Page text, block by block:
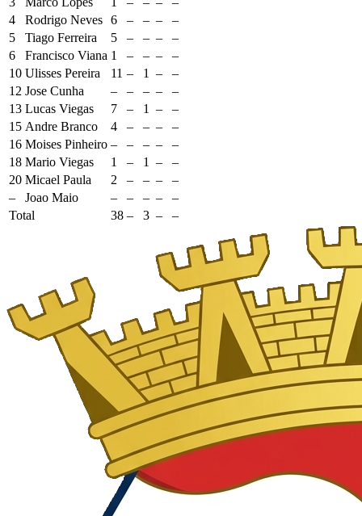
4
Rodrigo Neves 6 – – –
–
5
Tiago Ferreira 5 – – –
–
6
Francisco Viana 1 – – –
–
10 Ulisses Pereira 11 – 1 –
–
12 Jose Cunha – – – –
–
13 Lucas Viegas 7 – 1 –
–
15 Andre Branco 4 – – –
–
16 Moises Pinheiro – – – –
–
18 Mario Viegas 1 – 1 –
–
20 Micael Paula 2 – – –
–
–
Joao Maio – – – –
–
Total
38 – 3 – –